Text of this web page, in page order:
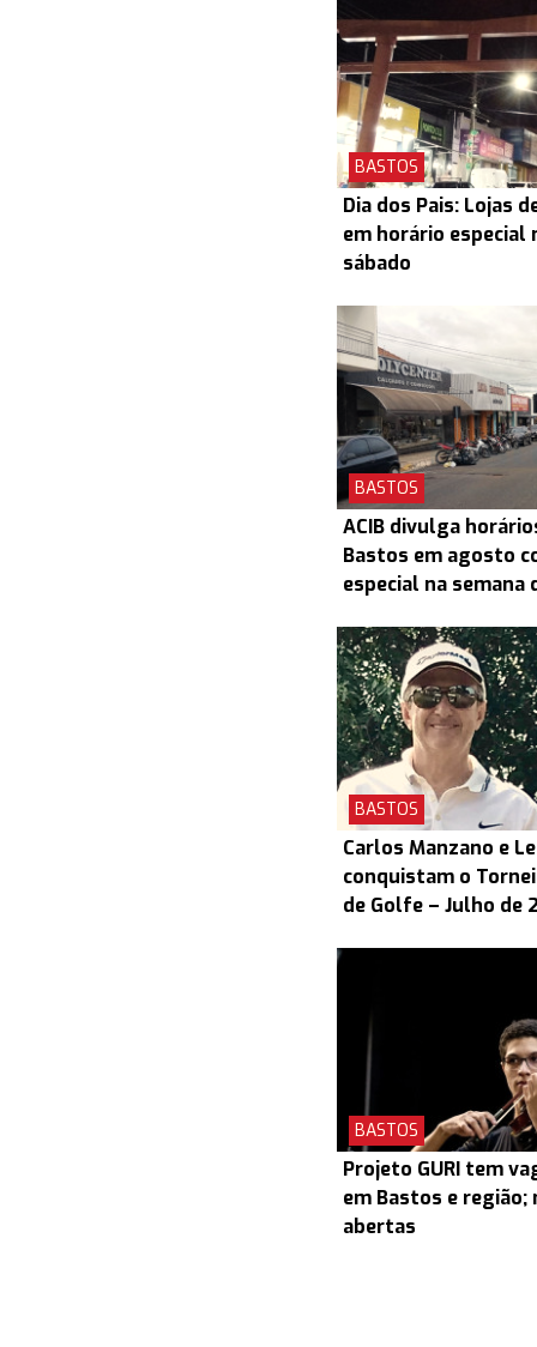
BASTOS
Dia dos Pais: Lojas
em horário
sábado
BASTOS
ACIB divulga
Bastos em agosto
especial na semana
BASTOS
Carlos Manzano e
conquistam o
de Golfe – Julho de
BASTOS
Projeto GURI tem
em Bastos e
abertas